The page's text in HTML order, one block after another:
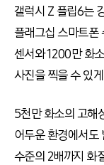
갤럭시 Z플립6는
플래그십 스마트폰
센서와1200만 화
사진을 찍을 수 있
5천만 화소의 고해
어두운 환경에서도
수준의 2배까지 화